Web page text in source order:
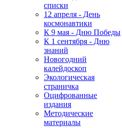
списки
12 апреля - День
космонавтики
К 9 мая - Дню Победы
К 1 сентября - Дню
знаний
Новогодний
калейдоскоп
Экологическая
страничка
Оцифрованные
издания
Методические
материалы